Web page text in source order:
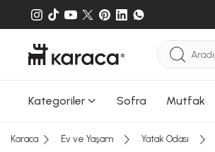
Kategoriler Sofra Mutfak
Karaca Ev ve Yaşam Yatak Odası